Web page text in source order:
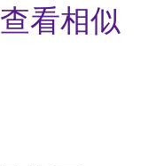
查看相似